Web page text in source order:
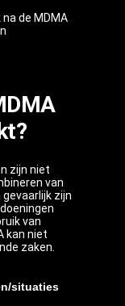
de MDMA
zijn niet
van
gevaarlijk zijn
van
kan niet
zaken.
situaties